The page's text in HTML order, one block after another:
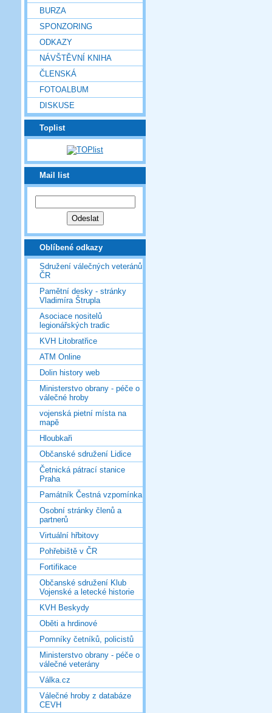
BURZA
SPONZORING
ODKAZY
NÁVŠTĚVNÍ KNIHA
ČLENSKÁ
FOTOALBUM
DISKUSE
Toplist
Mail list
Oblíbené odkazy
Sdružení válečných veteránů
ČR
Pamětní desky - stránky
Vladimíra Štrupla
Asociace nositelů
legionářských tradic
KVH Litobratřice
ATM Online
Dolin history web
Ministerstvo obrany - péče o
válečné hroby
vojenská pietní místa na
mapě
Hloubkaři
Občanské sdružení Lidice
Četnická pátrací stanice
Praha
Památník Čestná vzpomínka
Osobní stránky členů a
partnerů
Virtuální hřbitovy
Pohřebiště v ČR
Fortifikace
Občanské sdružení Klub
Vojenské a letecké historie
KVH Beskydy
Oběti a hrdinové
Pomníky četníků, policistů
Ministerstvo obrany - péče o
válečné veterány
Válka.cz
Válečné hroby z databáze
CEVH